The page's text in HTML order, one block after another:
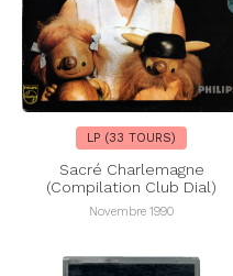
LP (33 TOURS)
Sacré Charlemagne
(Compilation Club Dial)
Novembre 1990